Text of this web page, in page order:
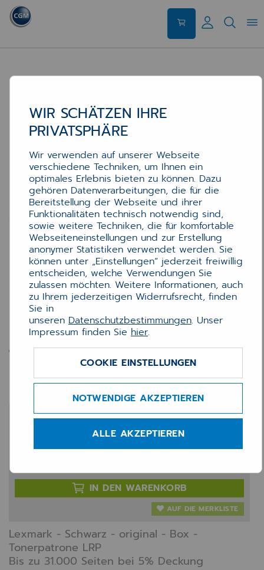
Toner Lexmark Schwarz 31k
(X)M3350
163,29 €
IN DEN WARENKORB
AUF DIE MERKLISTE
Lexmark - Schwarz - original - Box -
Tonerpatrone LRP
Bis zu 31.000 Seiten bei 5% Deckung
WIR SCHÄTZEN IHRE
PRIVATSPHÄRE
Wir verwenden auf unserer Webseite
verschiedene Techniken, um Ihnen ein
optimales Erlebnis bieten zu können. Dazu
gehören Datenverarbeitungen, die für die
Bereitstellung der Webseite und ihrer
Funktionalitäten technisch notwendig sind,
sowie weitere Techniken, die für komfortable
Webseiteneinstellungen und zur Erstellung
anonymer Statistiken verwendet werden. Sie
können unter „Einstellungen“ jederzeit freiwillig
entscheiden, welche Verwendungen Sie
zulassen möchten. Weitere Informationen, auch
zu Ihrem jederzeitigen Widerrufsrecht, finden
Sie in
unseren Datenschutzbestimmungen. Unser
Impressum finden Sie hier.
COOKIE EINSTELLUNGEN
NOTWENDIGE AKZEPTIEREN
ALLE AKZEPTIEREN